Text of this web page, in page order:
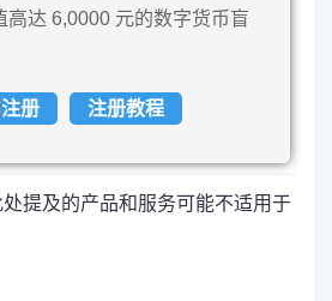
高达 6,0000 元的数字货币盲
册 注册教程
提及的产品和服务可能不适用于